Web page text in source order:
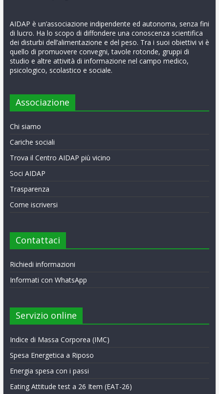
AIDAP è un’associazione indipendente ed autonoma, senza fini
di lucro. Ha lo scopo di diffondere una conoscenza scientifica
dei disturbi dell’alimentazione e del peso. Tra i suoi obiettivi vi è
quello di promuovere convegni, tavole rotonde, gruppi di
studio e altre attività di informazione nel campo medico,
psicologico, scolastico e sociale.
Associazione
Chi siamo
Cariche sociali
Trova il Centro AIDAP più vicino
Soci AIDAP
Trasparenza
Come iscriversi
Contattaci
Richiedi informazioni
Informati con WhatsApp
Servizio online
Indice di Massa Corporea (IMC)
Spesa Energetica a Riposo
Energia spesa con i passi
Eating Attitude test a 26 Item (EAT-26)